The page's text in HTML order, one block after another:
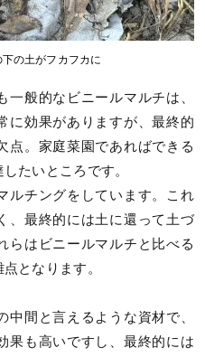
の土がフカフカに
般的なビニールマルチは、
に効果がありますが、最終的
点。家庭菜園であればできる
たいところです。
ルチングをしています。これ
、最終的には土に還って土づ
らはビニールマルチと比べる
となります。
間と言えるような資材で、
果も高いですし、最終的には